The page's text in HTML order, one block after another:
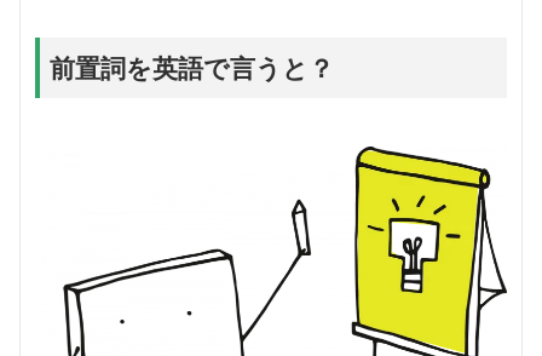
前置詞を英語で言うと？